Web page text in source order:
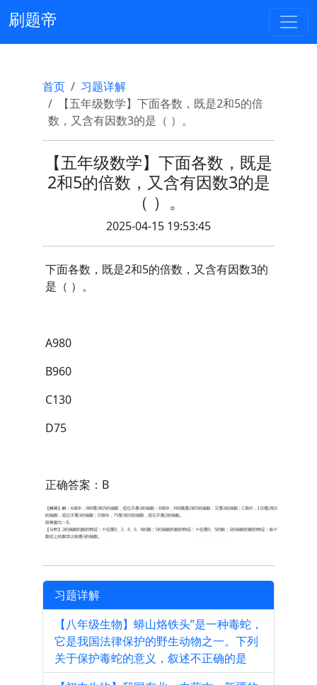
刷题帝
首页
习题详解
【五年级数学】下面各数，既是2和5的倍
数，又含有因数3的是（ ）。
【五年级数学】下面各数，既是
2和5的倍数，又含有因数3的是
（ ）。
2025-04-15 19:53:45
下面各数，既是2和5的倍数，又含有因数3的
是（ ）。
A980
B960
C130
D75
正确答案：B
习题详解
【八年级生物】蟒山烙铁头”是一种毒蛇，
它是我国法律保护的野生动物之一。下列
关于保护毒蛇的意义，叙述不正确的是